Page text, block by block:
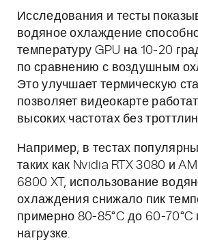
Исследования и тесты
водяное охлаждение
температуру GPU на 10-20
по сравнению с воздушным
Это улучшает термическую
позволяет видеокарте
высоких частотах без
Например, в тестах
таких как Nvidia RTX 3080 и
6800 XT, использование
охлаждения снижало пик
примерно 80-85°C до 60-70°C
нагрузке.